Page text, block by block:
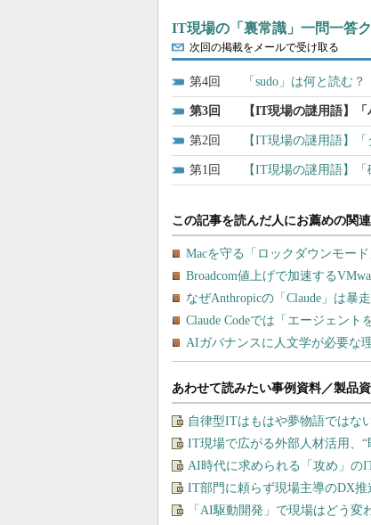
IT現場の「裏常識」一問一答
次回の掲載をメールで受け取る
4 「sudo」は何と読む
3 【IT現場の謎用語】
2 【IT現場の謎用語】
1 【IT現場の謎用語】「
あわせて読みたい事例資料／製品
自律型ITはもはや夢物語では
IT現場で広がる外部人材活用、
AI時代に求められる「攻め」
IT部門に頼らず現場主導のDX
「AI駆動開発」で現場はどう